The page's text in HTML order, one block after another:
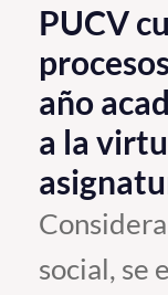
La Universidad
Investigación,
PUCV
Vinculación con
Admisión
Pregrado
PUCV
año
a la
social, se